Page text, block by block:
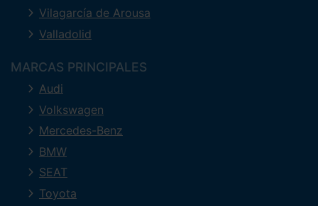
Vilagarcía de Arousa
Valladolid
MARCAS PRINCIPALES
Audi
Volkswagen
Mercedes-Benz
BMW
SEAT
Toyota